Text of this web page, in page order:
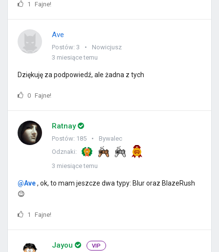
1 Fajne!
Ave
Postów: 3
Nowicjusz
3 miesiące temu
Dziękuję za podpowiedź, ale żadna z tych
0 Fajne!
Ratnay
Postów: 185
Bywalec
Odznaki:
3 miesiące temu
@Ave, ok, to mam jeszcze dwa typy: Blur oraz BlazeRush
😉
1 Fajne!
Jayou VIP